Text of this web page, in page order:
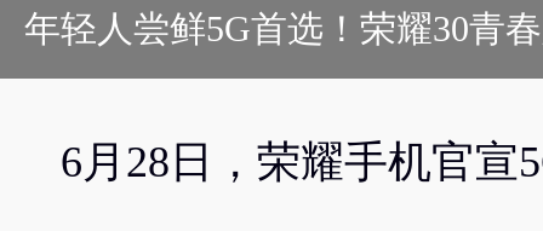
年轻人尝鲜5G首选！荣耀30青
6月28日，荣耀手机官宣